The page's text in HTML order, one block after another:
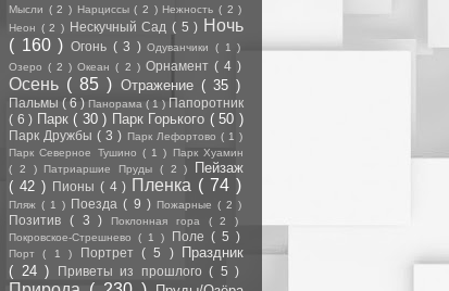
Мысли ( 2 ) Нарциссы( 2 ) Нежность( 2 )
Неон ( 2 ) Нескучный Сад( 5 ) Ночь
( 160 ) Огонь ( 3 )Одуванчики( 1 )
Озеро( 2 )Океан( 2 ) Орнамент ( 4 )
Осень ( 85 ) Отражение ( 35 )
Пальмы ( 6 ) Панорама ( 1 ) Папоротник
( 6 ) Парк ( 30 ) Парк Горького ( 50 )
Парк Дружбы( 3 ) Парк Лефортово ( 1 )
Парк Северное Тушино ( 1 )
Парк Хуамин
( 2 ) Патриаршие Пруды ( 2 )
Пейзаж
( 42 ) Пионы ( 4 ) Пленка ( 74 )
Пляж( 1 ) Поезда( 9 ) Пожарные ( 2 )
Позитив ( 3 ) Поклонная гора ( 2 )
Покровское-Стрешнево( 1 ) Поле ( 5 )
Порт( 1 ) Портрет ( 5 )
Праздник
( 24 )
Приветы из прошлого( 5 )